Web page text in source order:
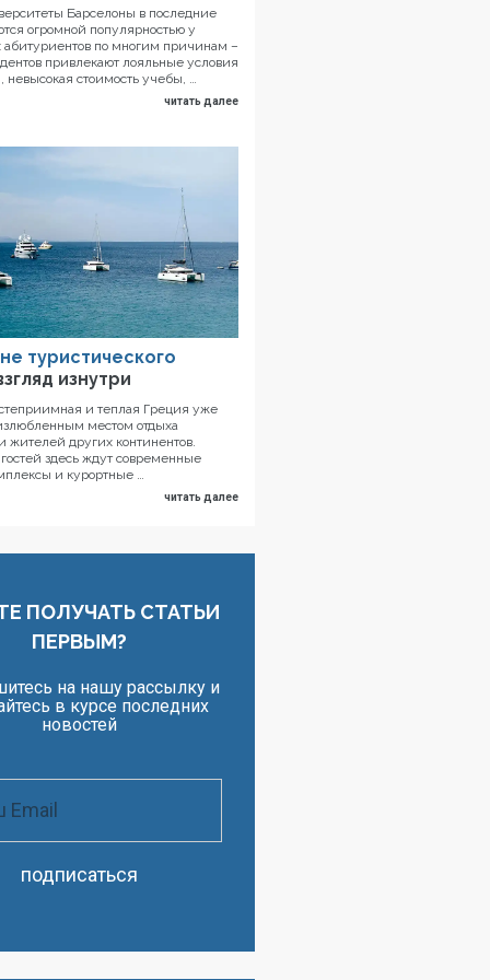
Барселоны в последние
огромной популярностью у
абитуриентов по многим причинам –
привлекают лояльные условия
невысокая стоимость учебы, …
читать далее
туристического
изнутри
и теплая Греция уже
местом отдыха
жителей других континентов.
здесь ждут современные
и курортные …
читать далее
ПОЛУЧАТЬ СТАТЬИ
ПЕРВЫМ?
на нашу рассылку и
в курсе последних
новостей
подписаться